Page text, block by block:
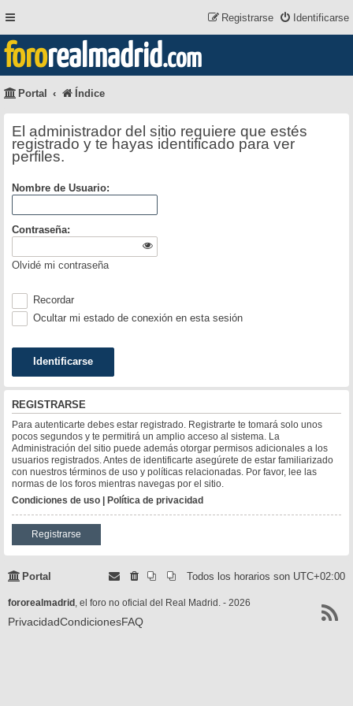
Identificarse
Registrarse
fororealmadrid.com
Portal Índice
El administrador del sitio requiere que estés
registrado y te hayas identificado para ver
perfiles.
Nombre de Usuario:
Contraseña:
Olvidé mi contraseña
Recordar
Ocultar mi estado de conexión en esta sesión
REGISTRARSE
Para autenticarte debes estar registrado. Registrarte te tomará solo unos
pocos segundos y te permitirá un amplio acceso al sistema. La
Administración del sitio puede además otorgar permisos adicionales a los
usuarios registrados. Antes de identificarte asegúrete de estar familiarizado
con nuestros términos de uso y políticas relacionadas. Por favor, lee las
normas de los foros mientras navegas por el sitio.
Condiciones de uso | Política de privacidad
Registrarse
Portal Todos los horarios son UTC+02:00
fororealmadrid , el foro no oficial del Real Madrid. - 2026
PrivacidadCondicionesFAQ